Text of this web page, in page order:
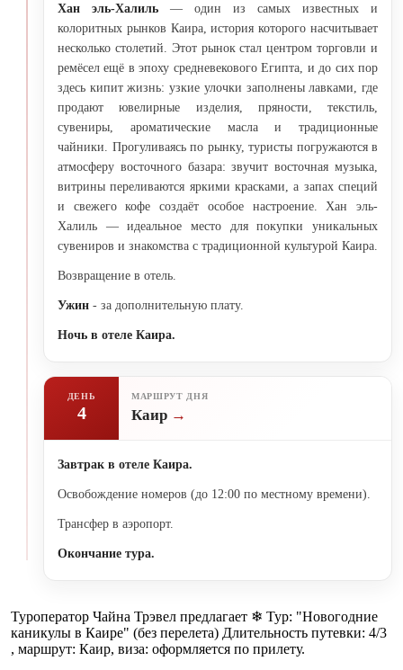
Хан эль-Халиль — один из самых известных и
колоритных рынков Каира, история которого насчитывает
несколько столетий. Этот рынок стал центром торговли и
ремёсел ещё в эпоху средневекового Египта, и до сих пор
здесь кипит жизнь: узкие улочки заполнены лавками, где
продают ювелирные изделия, пряности, текстиль,
сувениры, ароматические масла и традиционные
чайники. Прогуливаясь по рынку, туристы погружаются в
атмосферу восточного базара: звучит восточная музыка,
витрины переливаются яркими красками, а запах специй
и свежего кофе создаёт особое настроение. Хан эль-
Халиль — идеальное место для покупки уникальных
сувениров и знакомства с традиционной культурой Каира.
Возвращение в отель.
Ужин - за дополнительную плату.
Ночь в отеле Каира.
ДЕНЬ
4
МАРШРУТ ДНЯ
Каир
Завтрак в отеле Каира.
Освобождение номеров (до 12:00 по местному времени).
Трансфер в аэропорт.
Окончание тура.
Туроператор Чайна Трэвел предлагает ❄ Тур: "Новогодние
каникулы в Каире" (без перелета) Длительность путевки: 4/3
, маршрут: Каир, виза: оформляется по прилету.